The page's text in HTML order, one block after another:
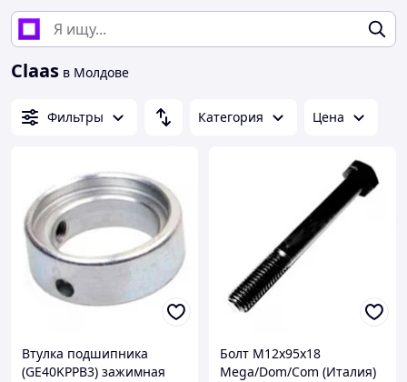
Claas в Молдове
Фильтры Категория Цена
Втулка подшипника
(GE40KPPB3) зажимная
Болт М12х95х18
Mega/Dom/Com (Италия)